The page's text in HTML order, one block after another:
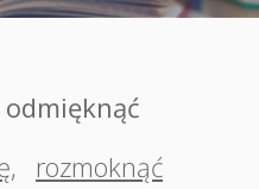
odmięknąć
, rozmoknąć